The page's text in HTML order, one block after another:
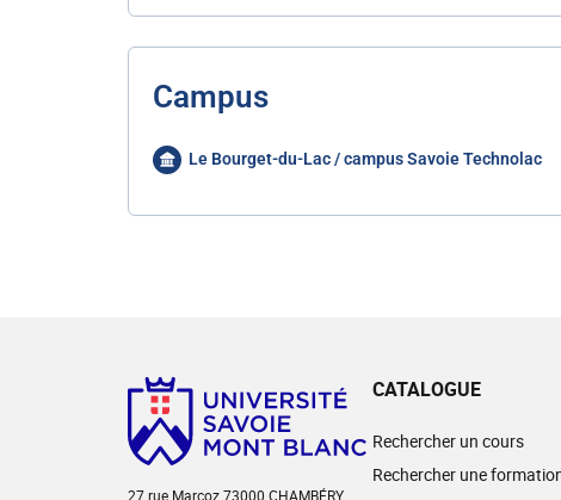
Campus
Le Bourget-du-Lac / campus Savoie Technolac
27 rue Marcoz 73000 CHAMBÉRY
CATALOGUE
Rechercher un cours
Rechercher une